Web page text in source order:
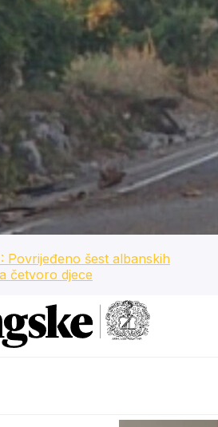
Povrijeđeno šest albanskih
četvoro djece